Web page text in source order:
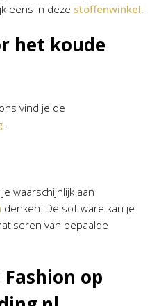
eens in deze stoffenwinkel.
het koude
vind je de
.
waarschijnlijk aan
denken. De software kan je
van bepaalde
op